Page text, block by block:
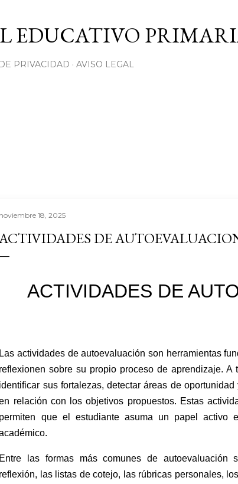
EDUCATIVO
PRIVACIDAD AVISO LEGAL
18, 2025
DE
ACTIVIDADES DE
actividades de autoevaluación son herramientas
sobre su propio proceso de aprendizaje.
sus fortalezas, detectar áreas de
relación con los objetivos propuestos. Estas
que el estudiante asuma un papel activo
las formas más comunes de autoevaluación
las listas de cotejo, las rúbricas personales,